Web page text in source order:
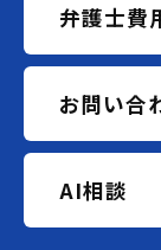
弁護士費
お問い合
AI相談